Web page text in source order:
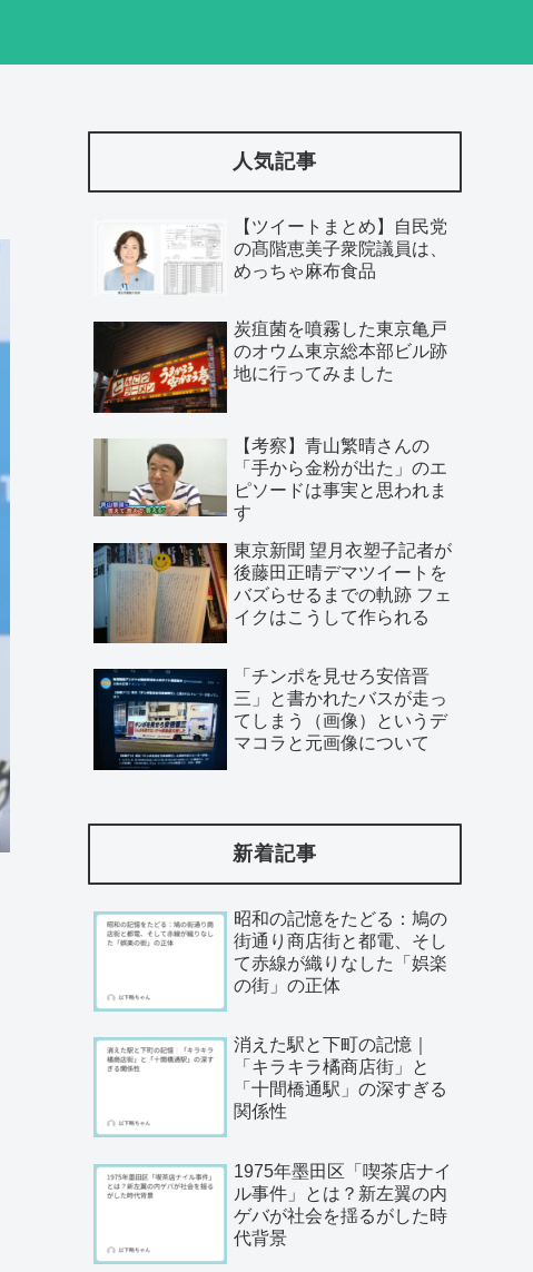
人気記事
【ツイートまとめ】自民党
の髙階恵美子衆院議員は、
めっちゃ麻布食品
炭疽菌を噴霧した東京亀戸
のオウム東京総本部ビル跡
地に行ってみました
【考察】青山繁晴さんの
「手から金粉が出た」のエ
ピソードは事実と思われま
す
東京新聞 望月衣塑子記者が
後藤田正晴デマツイートを
バズらせるまでの軌跡 フェ
イクはこうして作られる
「チンポを見せろ安倍晋
三」と書かれたバスが走っ
てしまう（画像）というデ
マコラと元画像について
新着記事
昭和の記憶をたどる：鳩の
街通り商店街と都電、そし
て赤線が織りなした「娯楽
の街」の正体
消えた駅と下町の記憶｜
「キラキラ橘商店街」と
「十間橋通駅」の深すぎる
関係性
1975年墨田区「喫茶店ナイ
ル事件」とは？新左翼の内
ゲバが社会を揺るがした時
代背景